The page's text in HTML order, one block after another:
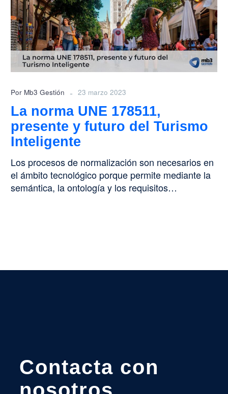
presente
y
futuro
del
Turismo
Inteligente
Por Mb3 Gestión - 23 marzo 2023
La norma UNE 178511,
presente y futuro del Turismo
Inteligente
Los procesos de normalización son necesarios en
el ámbito tecnológico porque permite mediante la
semántica, la ontología y los requisitos…
Contacta con